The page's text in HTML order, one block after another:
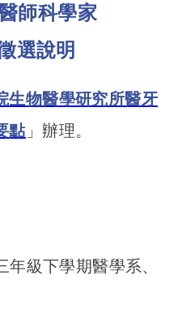
師科學家
選說明
生物醫學研究所醫牙
點」辦理。
級下學期醫學系、